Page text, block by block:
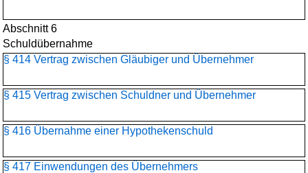
Abschnitt 6
Schuldübernahme
§ 414 Vertrag zwischen Gläubiger und Übernehmer
§ 415 Vertrag zwischen Schuldner und Übernehmer
§ 416 Übernahme einer Hypothekenschuld
§ 417 Einwendungen des Übernehmers